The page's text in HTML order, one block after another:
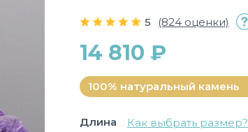
5 (824 оценки)
14 810 ₽
100% натуральный камень
Длина Как выбрать размер?